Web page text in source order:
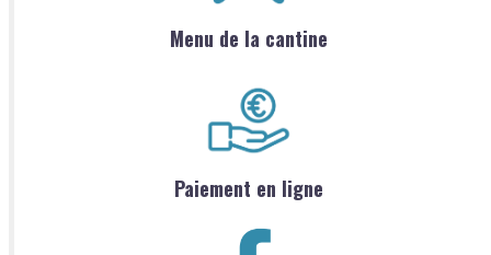
Menu de la cantine
Paiement en ligne